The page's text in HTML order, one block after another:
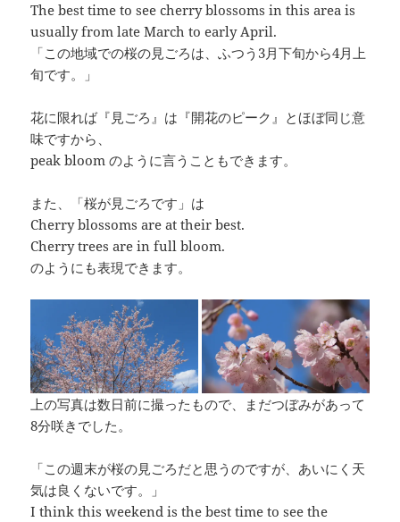
The best time to see cherry blossoms in this area is
usually from late March to early April.
「この地域での桜の見ごろは、ふつう3月下旬から4月上
旬です。」
花に限れば『見ごろ』は『開花のピーク』とほぼ同じ意
味ですから、
peak bloom のように言うこともできます。
また、「桜が見ごろです」は
Cherry blossoms are at their best.
Cherry trees are in full bloom.
のようにも表現できます。
上の写真は数日前に撮ったもので、まだつぼみがあって
8分咲きでした。
「この週末が桜の見ごろだと思うのですが、あいにく天
気は良くないです。」
I think this weekend is the best time to see the